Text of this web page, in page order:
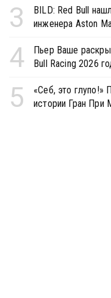
3
BILD: Red Bull
инженера Aston
4
Пьер Ваше
Bull Racing 2026
5
«Себ, это глупо!»
истории Гран При